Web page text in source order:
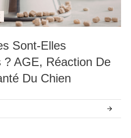
Sont-Elles
? AGE, Réaction De
Du Chien